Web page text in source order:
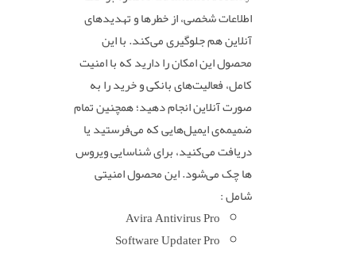
اطلاعات شخصی، از خطرها و تهدیدهای
آنلاین هم جلوگیری می‌کند. با این
محصول این امکان را دارید که با امنیت
کامل، فعالیت‌های بانکی و خرید را به
صورت آنلاین انجام دهید؛ همچنین تمام
ضمیمه‌ی ایمیل‌هایی که می‌فرستید یا
دریافت می‌کنید، برای شناسایی ویروس
ها چک می‌شود. این محصول امنیتی
شامل :
Avira Antivirus Pro
Software Updater Pro